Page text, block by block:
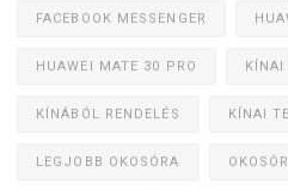
FACEBOOK MESSENGER
HUAWEI MATE 30 PRO KÍNAI
KÍNÁBÓL RENDELÉS KÍNAI
LEGJOBB OKOSÓRA